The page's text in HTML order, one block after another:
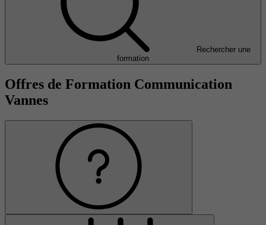
Rechercher une
formation
Offres de Formation Communication
Vannes